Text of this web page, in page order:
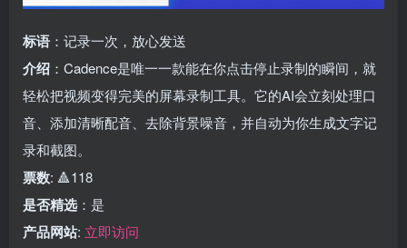
标语 ：记录一次，放心发送
介绍 ：Cadence是唯一一款能在你点击停止录制的瞬间，就
轻松把视频变得完美的屏幕录制工具。它的AI会立刻处理口
音、添加清晰配音、去除背景噪音，并自动为你生成文字记
录和截图。
票数: 🔺118
是否精选 ：是
产品网站: 立即访问